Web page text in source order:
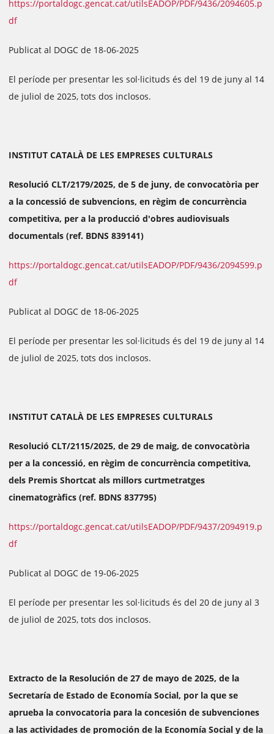
https://portaldogc.gencat.cat/utilsEADOP/PDF/9436/2094605.p
df
Publicat al DOGC de 18-06-2025
El període per presentar les sol·licituds és del 19 de juny al 14
de juliol de 2025, tots dos inclosos.
INSTITUT CATALÀ DE LES EMPRESES CULTURALS
Resolució CLT/2179/2025, de 5 de juny, de convocatòria per
a la concessió de subvencions, en règim de concurrència
competitiva, per a la producció d'obres audiovisuals
documentals (ref. BDNS 839141)
https://portaldogc.gencat.cat/utilsEADOP/PDF/9436/2094599.p
df
Publicat al DOGC de 18-06-2025
El període per presentar les sol·licituds és del 19 de juny al 14
de juliol de 2025, tots dos inclosos.
INSTITUT CATALÀ DE LES EMPRESES CULTURALS
Resolució CLT/2115/2025, de 29 de maig, de convocatòria
per a la concessió, en règim de concurrència competitiva,
dels Premis Shortcat als millors curtmetratges
cinematogràfics (ref. BDNS 837795)
https://portaldogc.gencat.cat/utilsEADOP/PDF/9437/2094919.p
df
Publicat al DOGC de 19-06-2025
El període per presentar les sol·licituds és del 20 de juny al 3
de juliol de 2025, tots dos inclosos.
Extracto de la Resolución de 27 de mayo de 2025, de la
Secretaría de Estado de Economía Social, por la que se
aprueba la convocatoria para la concesión de subvenciones
a las actividades de promoción de la Economía Social y de la